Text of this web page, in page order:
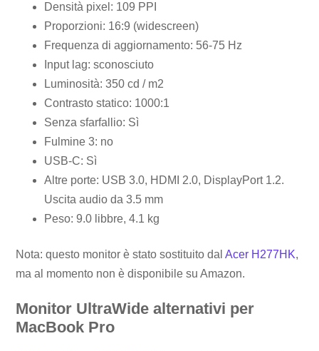
Densità pixel: 109 PPI
Proporzioni: 16:9 (widescreen)
Frequenza di aggiornamento: 56-75 Hz
Input lag: sconosciuto
Luminosità: 350 cd / m2
Contrasto statico: 1000:1
Senza sfarfallio: Sì
Fulmine 3: no
USB-C: Sì
Altre porte: USB 3.0, HDMI 2.0, DisplayPort 1.2.
Uscita audio da 3.5 mm
Peso: 9.0 libbre, 4.1 kg
Nota: questo monitor è stato sostituito dalAcer H277HK,
ma al momento non è disponibile su Amazon.
Monitor UltraWide alternativi per
MacBook Pro